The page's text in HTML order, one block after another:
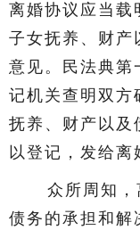
离婚协议应当载
子女抚养、财产
意见。民法典第
记机关查明双方
抚养、财产以及
以登记，发给离
众所周知，
债务的承担和解